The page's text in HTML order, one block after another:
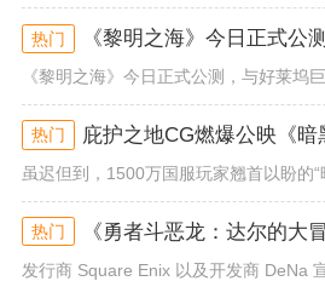
热门 《黎明之海》今日正式公测
热门
热门